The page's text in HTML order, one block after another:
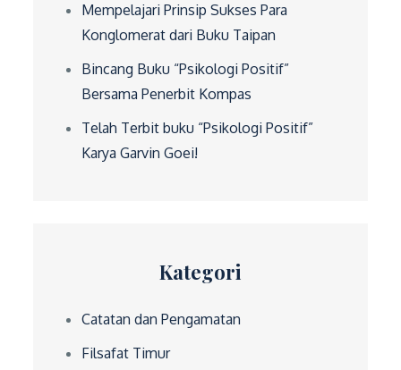
Mempelajari Prinsip Sukses Para
Konglomerat dari Buku Taipan
Bincang Buku “Psikologi Positif”
Bersama Penerbit Kompas
Telah Terbit buku “Psikologi Positif”
Karya Garvin Goei!
Kategori
Catatan dan Pengamatan
Filsafat Timur